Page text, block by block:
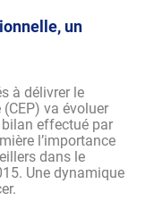
un
à délivrer le
va évoluer
effectué par
l’importance
dans le
Une dynamique